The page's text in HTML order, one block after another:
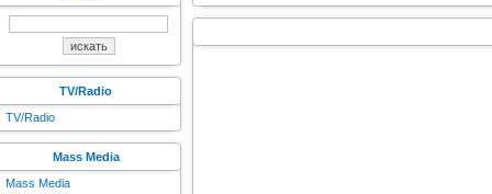
TV/Radio
TV/Radio
Mass Media
Mass Media